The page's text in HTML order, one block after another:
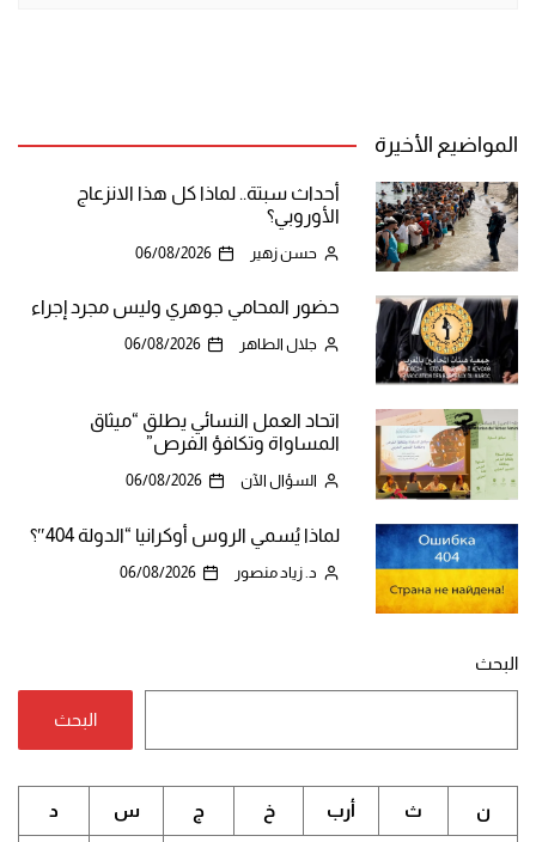
المواضيع الأخيرة
أحداث سبتة.. لماذا كل هذا الانزعاج
الأوروبي؟
حسن زهير 06/08/2026
حضور المحامي جوهري وليس مجرد إجراء
جلال الطاهر 06/08/2026
اتحاد العمل النسائي يطلق “ميثاق
المساواة وتكافؤ الفرص”
السؤال الآن 06/08/2026
لماذا يُسمي الروس أوكرانيا “الدولة 404″؟
د. زياد منصور 06/08/2026
البحث
البحث
ن ث أرب خ ج س د